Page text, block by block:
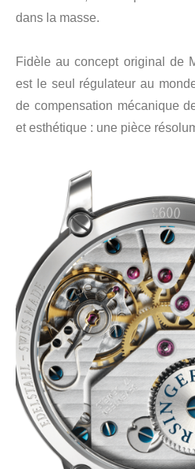
dans la masse.
Fidèle au concept original de
est le seul régulateur au
de compensation mécanique
et esthétique : une pièce